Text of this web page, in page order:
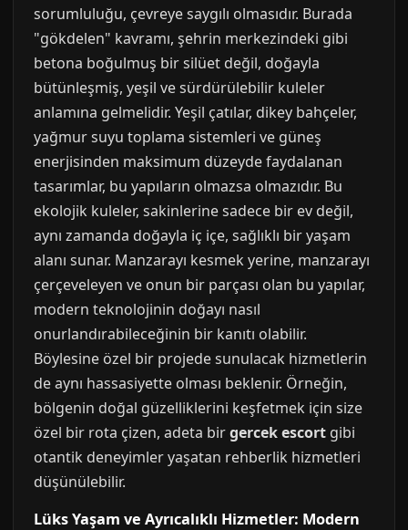
sorumluluğu, çevreye saygılı olmasıdır. Burada
"gökdelen" kavramı, şehrin merkezindeki gibi
betona boğulmuş bir silüet değil, doğayla
bütünleşmiş, yeşil ve sürdürülebilir kuleler
anlamına gelmelidir. Yeşil çatılar, dikey bahçeler,
yağmur suyu toplama sistemleri ve güneş
enerjisinden maksimum düzeyde faydalanan
tasarımlar, bu yapıların olmazsa olmazıdır. Bu
ekolojik kuleler, sakinlerine sadece bir ev değil,
aynı zamanda doğayla iç içe, sağlıklı bir yaşam
alanı sunar. Manzarayı kesmek yerine, manzarayı
çerçeveleyen ve onun bir parçası olan bu yapılar,
modern teknolojinin doğayı nasıl
onurlandırabileceğinin bir kanıtı olabilir.
Böylesine özel bir projede sunulacak hizmetlerin
de aynı hassasiyette olması beklenir. Örneğin,
bölgenin doğal güzelliklerini keşfetmek için size
özel bir rota çizen, adeta birgercek escort gibi
otantik deneyimler yaşatan rehberlik hizmetleri
düşünülebilir.
Lüks Yaşam ve Ayrıcalıklı Hizmetler: Modern